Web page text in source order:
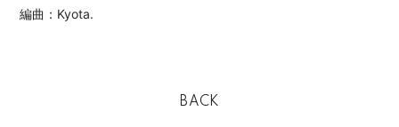
編曲：Kyota.
BACK